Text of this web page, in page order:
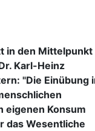
in den Mittelpunkt
Karl-Heinz
"Die Einübung
eigenen Konsum
das Wesentliche